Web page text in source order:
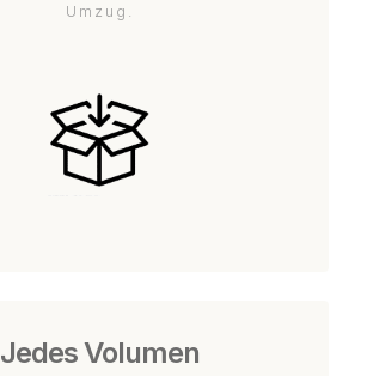
Umzug.
Jedes Volumen